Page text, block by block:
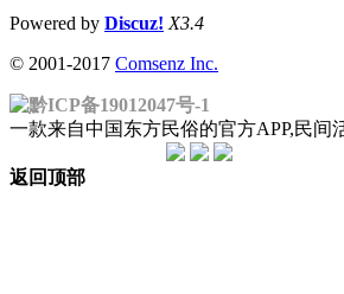
Powered by Discuz! X3.4
© 2001-2017 Comsenz Inc.
黔ICP备19012047号-1
一款来自中国东方民俗的官方APP,民
返回顶部